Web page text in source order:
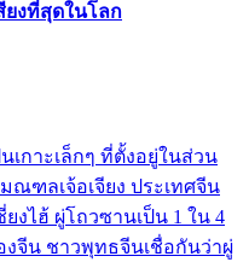
งที่สุดในโลก
เกาะเล็กๆ ที่ตั้งอยู่ในส่วน
ณฑลเจ้อเจียง ประเทศจีน
งไฮ้ ผู่โถวซานเป็น 1 ใน 4
จีน ชาวพุทธจีนเชื่อกันว่าผู่